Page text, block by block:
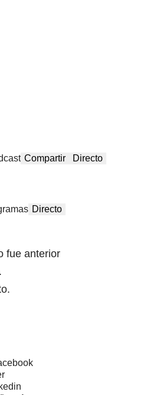
Compartir Directo
Directo
fue anterior